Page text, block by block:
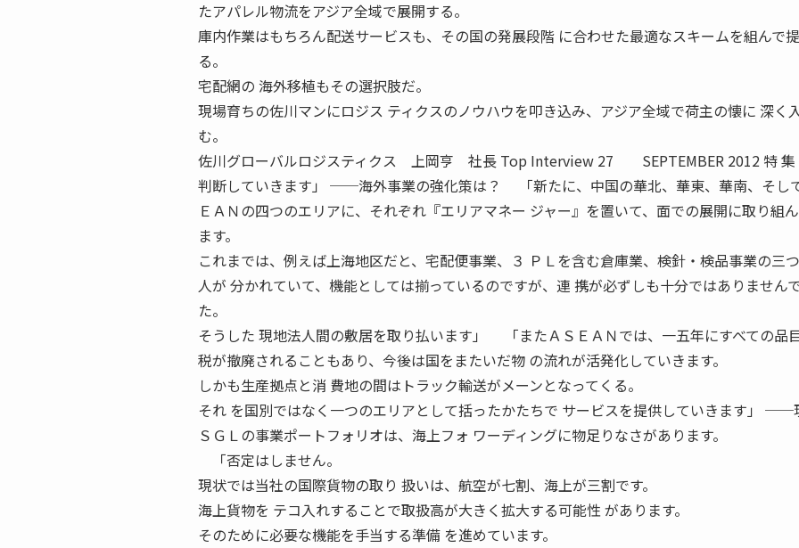
たアパレル物流をアジア全域で展開する。
庫内作業はもちろん配送サービスも、その国の発展段階 に合わせた最適なスキームを組んで
る。
宅配網の 海外移植もその選択肢だ。
現場育ちの佐川マンにロジス ティクスのノウハウを叩き込み、アジア全域で荷主の懐に 深く
む。
佐川グローバルロジスティクス 上岡亨 社長 Top Interview 27 SEPTEMBER 2012 特 集
判断していきます」 ──海外事業の強化策は？ 「新たに、中国の華北、華東、華南、そし
ＥＡＮの四つのエリアに、それぞれ『エリアマネー ジャー』を置いて、面での展開に取り組
ます。
これまでは、例えば上海地区だと、宅配便事業、３ ＰＬを含む倉庫業、検針・検品事業の三
人が 分かれていて、機能としては揃っているのですが、連 携が必ずしも十分ではありません
た。
そうした 現地法人間の敷居を取り払います」 「またＡＳＥＡＮでは、一五年にすべての品
税が撤廃されることもあり、今後は国をまたいだ物 の流れが活発化していきます。
しかも生産拠点と消 費地の間はトラック輸送がメーンとなってくる。
それ を国別ではなく一つのエリアとして括ったかたちで サービスを提供していきます」 ──
ＳＧＬの事業ポートフォリオは、海上フォ ワーディングに物足りなさがあります。
「否定はしません。
現状では当社の国際貨物の取り 扱いは、航空が七割、海上が三割です。
海上貨物を テコ入れすることで取扱高が大きく拡大する可能性 があります。
そのために必要な機能を手当する準備 を進めています。